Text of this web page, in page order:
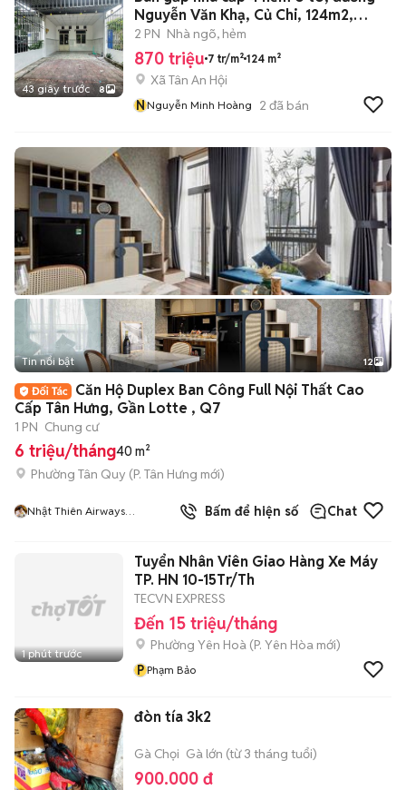
43 giây trước 8
Nguyễn Văn Khạ, Củ Chi, 124m2,
870Tr
2 PN Nhà ngõ, hẻm
870 triệu 7 tr/m² 124 m²
Xã Tân An Hội
NNguyễn Minh Hoàng 2 đã bán
+2
Tin nổi bật 12
Căn Hộ Duplex Ban Công Full Nội Thất Cao
Cấp Tân Hưng, Gần Lotte , Q7
1 PN Chung cư
6 triệu/tháng40 m²
Phường Tân Quy (P. Tân Hưng mới)
Nhật Thiên Airways
Bấm để hiện số Chat
1 phút trước
Tuyển Nhân Viên Giao Hàng Xe Máy
TP. HN 10-15Tr/Th
TECVN EXPRESS
Đến 15 triệu/tháng
Phường Yên Hoà (P. Yên Hòa mới)
P Phạm Bảo
đòn tía 3k2
Gà Chọi Gà lớn (từ 3 tháng tuổi)
900.000 đ